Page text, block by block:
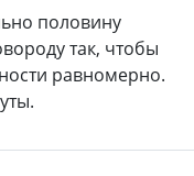
половину
так, чтобы
равномерно.